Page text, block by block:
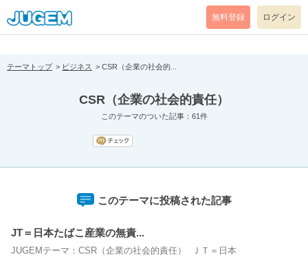
[pear_error: message="Success" code=0 mode=return level=notice
prefix="" info=""]
無料登録 ログイン
テーマトップ ビジネス CSR（企業の社会的...
CSR（企業の社会的責任）
このテーマのついた記事：61件
このテーマに投稿された記事
JT＝日本たばこ産業の無責...
JUGEMテーマ：CSR（企業の社会的責任） ＪＴ＝日本